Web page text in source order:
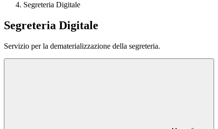
Segreteria Digitale
Segreteria Digitale
Servizio per la dematerializzazione della segreteria.